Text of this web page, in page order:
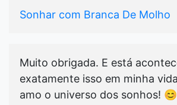
Sonhar com Branca De Molho
Muito obrigada. E está
exatamente isso em minha
amo o universo dos sonhos!